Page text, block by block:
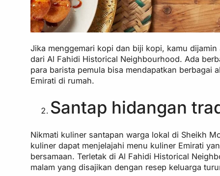
Jika menggemari kopi dan biji kopi, kamu
dari Al Fahidi Historical Neighbourhood. Ada
para barista pemula bisa mendapatkan
Emirati di rumah.
Santap hidangan
Nikmati kuliner santapan warga lokal di Sheikh
kuliner dapat menjelajahi menu kuliner Emirati
bersamaan. Terletak di Al Fahidi Historical
malam yang disajikan dengan resep keluarga